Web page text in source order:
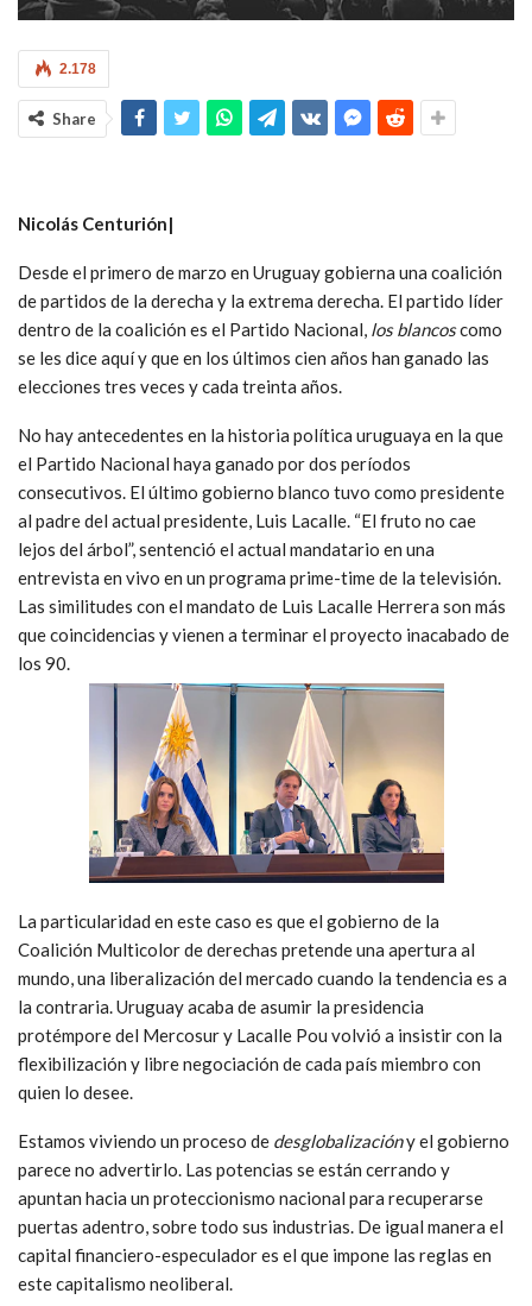
2.178
Share
Nicolás Centurión|
Desde el primero de marzo en Uruguay gobierna una coalición
de partidos de la derecha y la extrema derecha. El partido líder
dentro de la coalición es el Partido Nacional, los blancoscomo
se les dice aquí y que en los últimos cien años han ganado las
elecciones tres veces y cada treinta años.
No hay antecedentes en la historia política uruguaya en la que
el Partido Nacional haya ganado por dos períodos
consecutivos. El último gobierno blanco tuvo como presidente
al padre del actual presidente, Luis Lacalle. “El fruto no cae
lejos del árbol”, sentenció el actual mandatario en una
entrevista en vivo en un programa prime-time de la televisión.
Las similitudes con el mandato de Luis Lacalle Herrera son más
que coincidencias y vienen a terminar el proyecto inacabado de
los 90.
La particularidad en este caso es que el gobierno de la
Coalición Multicolor de derechas pretende una apertura al
mundo, una liberalización del mercado cuando la tendencia es a
la contraria. Uruguay acaba de asumir la presidencia
protémpore del Mercosur y Lacalle Pou volvió a insistir con la
flexibilización y libre negociación de cada país miembro con
quien lo desee.
Estamos viviendo un proceso de desglobalizacióny el gobierno
parece no advertirlo. Las potencias se están cerrando y
apuntan hacia un proteccionismo nacional para recuperarse
puertas adentro, sobre todo sus industrias. De igual manera el
capital financiero-especulador es el que impone las reglas en
este capitalismo neoliberal.